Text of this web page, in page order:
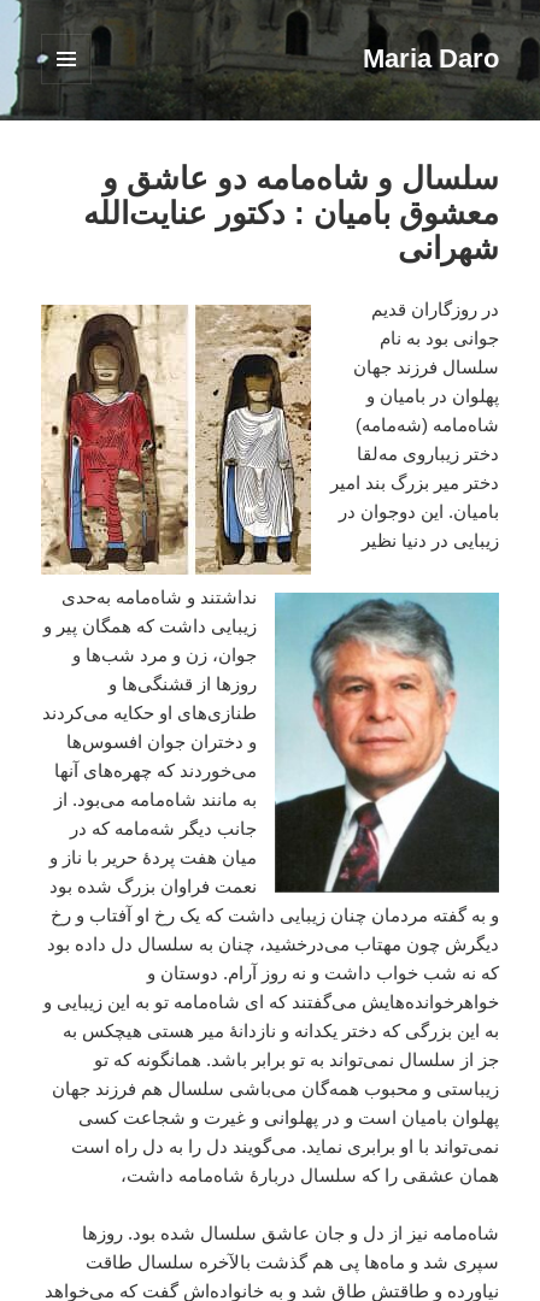
Maria Daro
فهرست
ابزارک‌ها
سلسال و شاه‌مامه دو عاشق و
معشوق بامیان : دکتور عنایت‌الله
شهرانی
در روزگاران قدیم
جوانی بود به نام
سلسال فرزند جهان
پهلوان در بامیان و
شاه‌مامه (شه‌مامه)
دختر زیباروی مه‌لقا
دختر میر بزرگ بند امیر
بامیان. این دوجوان در
زیبایی در دنیا نظیر
نداشتند و شاه‌مامه به‌حدی
زیبایی داشت که همگان پیر و
جوان، زن و مرد شب‌ها و
روزها از قشنگی‌ها و
طنازی‌های او حکایه می‌کردند
و دختران جوان افسوس‌ها
می‌خوردند که چهره‌های آنها
به مانند شاه‌مامه می‌بود. از
جانب دیگر شه‌مامه که در
میان هفت پردۀ حریر با ناز و
نعمت فراوان بزرگ شده بود
و به گفته مردمان چنان زیبایی داشت که یک رخ او آفتاب و رخ
دیگرش چون مهتاب می‌درخشید، چنان به سلسال دل داده بود
که نه شب خواب داشت و نه روز آرام. دوستان و
خواهرخوانده‌هایش می‌گفتند که ای شاه‌مامه تو به این زیبایی و
به این بزرگی که دختر یکدانه و نازدانۀ میر هستی هیچکس به
جز از سلسال نمی‌تواند به تو برابر باشد. همانگونه که تو
زیباستی و محبوب همه‌گان می‌باشی سلسال هم فرزند جهان
پهلوان بامیان است و در پهلوانی و غیرت و شجاعت کسی
نمی‌تواند با او برابری نماید. می‌گویند دل را به دل راه است
همان عشقی را که سلسال دربارۀ شاه‌مامه داشت،
شاه‌مامه نیز از دل و جان عاشق سلسال شده بود. روزها
سپری شد و ماه‌ها پی هم گذشت بالآخره سلسال طاقت
نیاورده و طاقتش طاق شد و به خانواده‌اش گفت که می‌خواهد